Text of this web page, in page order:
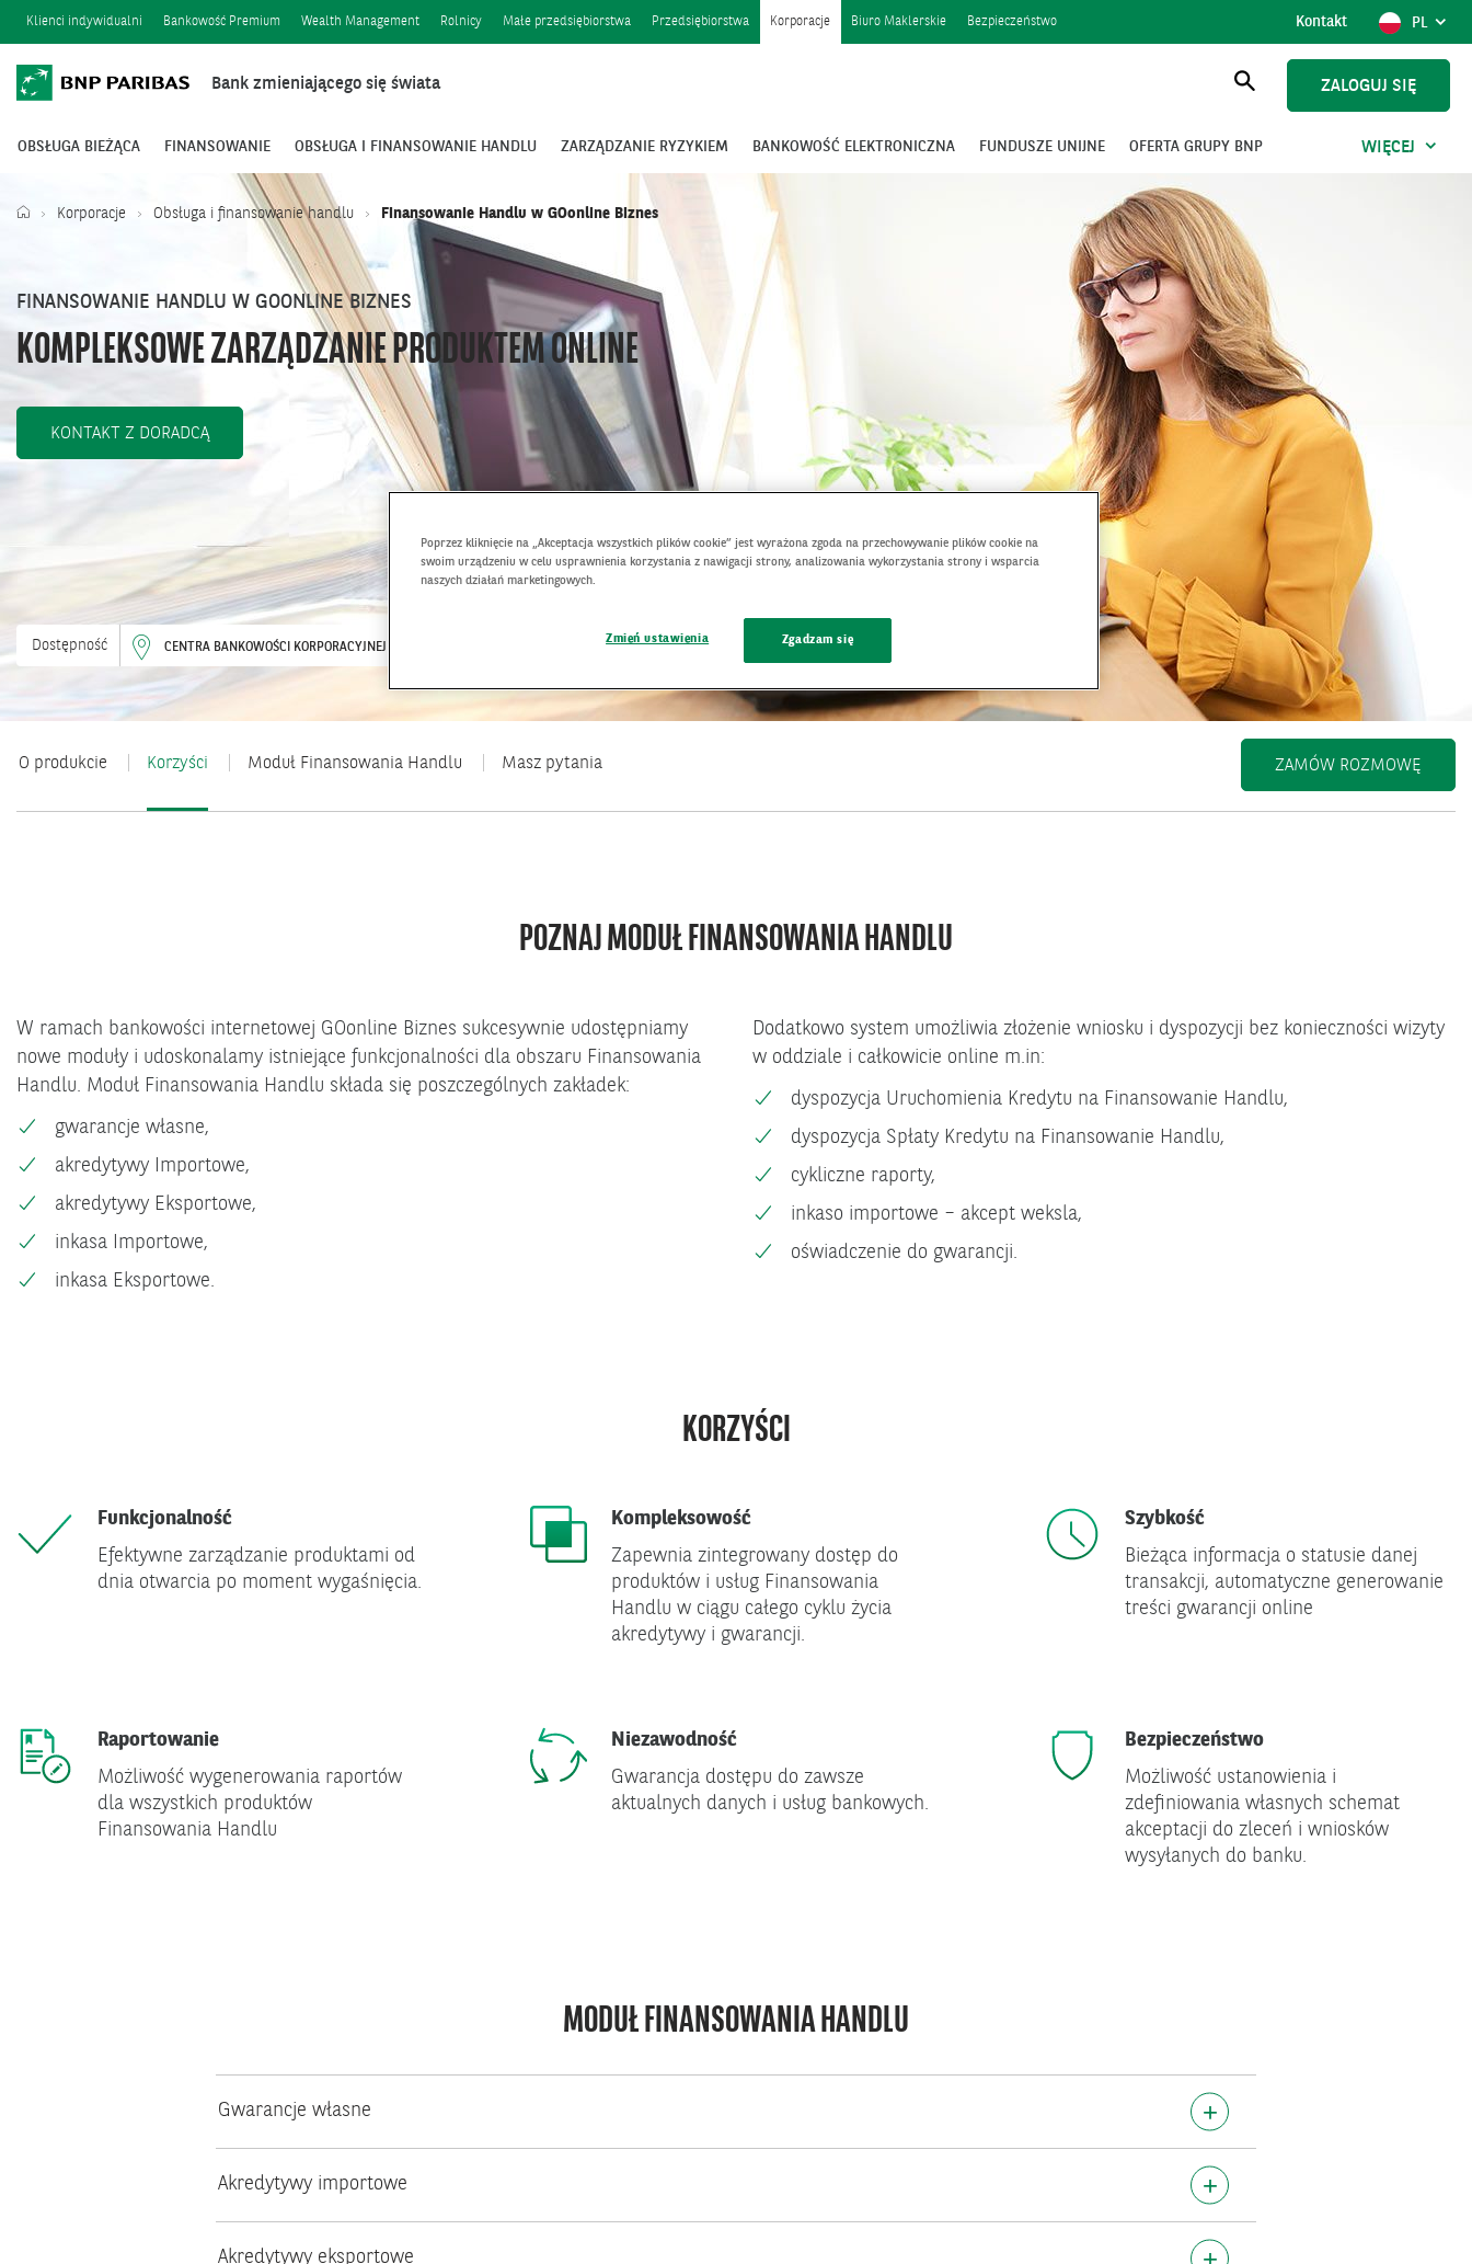
Klienci indywidualni Bankowość Premium Wealth Management Rolnicy Małe przedsiębiorstwa Przedsiębiorstwa Korporacje Biuro Maklerskie Bezpieczeństwo Kontakt
POKAŻ
JĘZYK
PL POLSKI
Otwórz
ZALOGUJ SIĘ
Bank zmieniającego się świata
OBSŁUGA BIEŻĄCA FINANSOWANIE OBSŁUGA I FINANSOWANIE HANDLU ZARZĄDZANIE RYZYKIEM BANKOWOŚĆ ELEKTRONICZNA FUNDUSZE UNIJNE OFERTA GRUPY BNP WIĘCEJ
Korporacje Obsługa i finansowanie handlu Finansowanie Handlu w GOonline Biznes
FINANSOWANIE HANDLU W GOONLINE BIZNES
KOMPLEKSOWE ZARZĄDZANIE PRODUKTEM ONLINE
KONTAKT Z DORADCĄ
Dostępność CENTRA BANKOWOŚCI KORPORACYJNEJ
O produkcie Korzyści Moduł Finansowania Handlu Masz pytania ZAMÓW ROZMOWĘ
POZNAJ MODUŁ FINANSOWANIA HANDLU
W ramach bankowości internetowej GOonline Biznes sukcesywnie udostępniamy
nowe moduły i udoskonalamy istniejące funkcjonalności dla obszaru Finansowania
Handlu. Moduł Finansowania Handlu składa się poszczególnych zakładek:
gwarancje własne,
akredytywy Importowe,
akredytywy Eksportowe,
inkasa Importowe,
inkasa Eksportowe.
Dodatkowo system umożliwia złożenie wniosku i dyspozycji bez konieczności wizyty
w oddziale i całkowicie online m.in:
dyspozycja Uruchomienia Kredytu na Finansowanie Handlu,
dyspozycja Spłaty Kredytu na Finansowanie Handlu,
cykliczne raporty,
inkaso importowe – akcept weksla,
oświadczenie do gwarancji.
KORZYŚCI
Funkcjonalność
Efektywne zarządzanie produktami od
dnia otwarcia po moment wygaśnięcia.
Kompleksowość
Zapewnia zintegrowany dostęp do
produktów i usług Finansowania
Handlu w ciągu całego cyklu życia
akredytywy i gwarancji.
Szybkość
Bieżąca informacja o statusie danej
transakcji, automatyczne generowanie
treści gwarancji online
Raportowanie
Możliwość wygenerowania raportów
dla wszystkich produktów
Finansowania Handlu
Niezawodność
Gwarancja dostępu do zawsze
aktualnych danych i usług bankowych.
Bezpieczeństwo
Możliwość ustanowienia i
zdefiniowania własnych schemat
akceptacji do zleceń i wniosków
wysyłanych do banku.
MODUŁ FINANSOWANIA HANDLU
Gwarancje własne +
Akredytywy importowe +
Akredytywy eksportowe +
Poprzez kliknięcie na „Akceptacja wszystkich plików cookie” jest wyrażona zgoda na przechowywanie plików cookie na
swoim urządzeniu w celu usprawnienia korzystania z nawigacji strony, analizowania wykorzystania strony i wsparcia
naszych działań marketingowych.
Zmień ustawienia Zgadzam się